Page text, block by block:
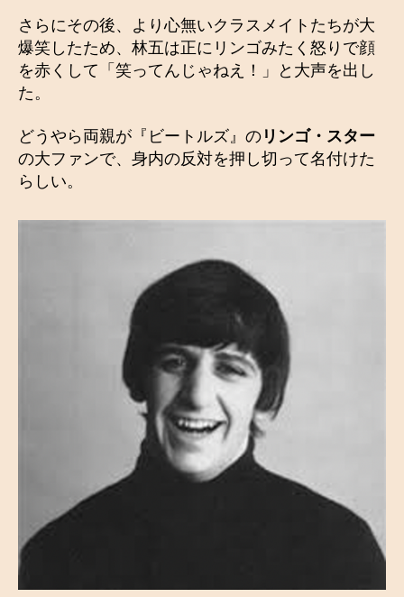
さらにその後、より心無いクラスメイトたちが大
爆笑したため、林五は正にリンゴみたく怒りで顔
を赤くして「笑ってんじゃねえ！」と大声を出し
た。
どうやら両親が『ビートルズ』の リンゴ・スター
の大ファンで、身内の反対を押し切って名付けた
らしい。